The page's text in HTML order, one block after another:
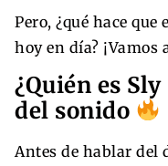
Pero, ¿qué hace
hoy en día? ¡Vamos
¿Quién es
del sonido
Antes de hablar del